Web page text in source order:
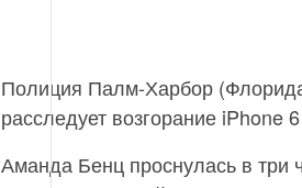
Полиция Палм-Харбор
расследует возгорание iPhone
Аманда Бенц проснулась в три